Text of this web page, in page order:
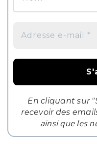
En cliquant sur
recevoir des
ainsi que les